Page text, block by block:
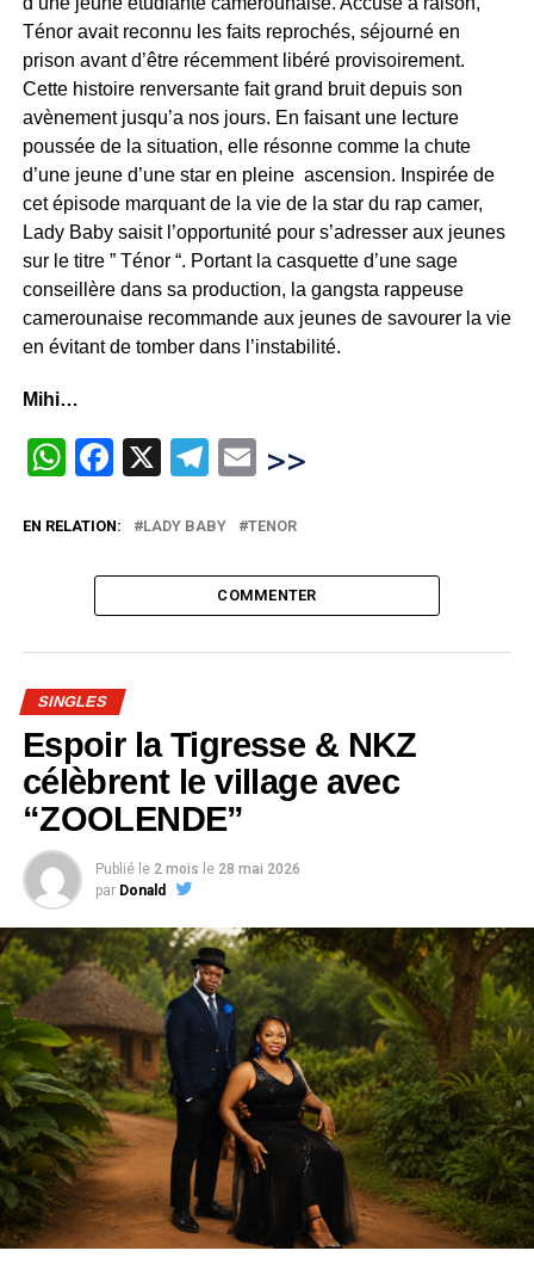
Ténor avait reconnu les faits reprochés, séjourné en
prison avant d’être récemment libéré provisoirement.
Cette histoire renversante fait grand bruit depuis son
avènement jusqu’a nos jours. En faisant une lecture
poussée de la situation, elle résonne comme la chute
d’une jeune d’une star en pleine ascension. Inspirée de
cet épisode marquant de la vie de la star du rap camer,
Lady Baby saisit l’opportunité pour s’adresser aux jeunes
sur le titre ” Ténor “. Portant la casquette d’une sage
conseillère dans sa production, la gangsta rappeuse
camerounaise recommande aux jeunes de savourer la vie
en évitant de tomber dans l’instabilité.
Mihi…
WhatsApp
Facebook
X Telegram
Email
>>
EN RELATION: LADY BABY TENOR
COMMENTER
SINGLES
Espoir la Tigresse & NKZ
célèbrent le village avec
“ZOOLENDE”
Publié le 2 mois le 28 mai 2026
par Donald